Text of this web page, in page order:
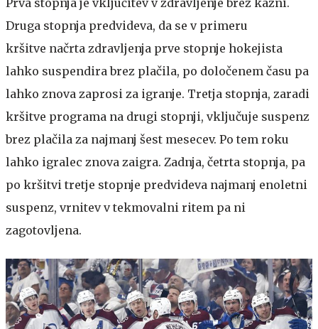
Druga stopnja predvideva, da se v primeru
kršitve načrta zdravljenja prve stopnje hokejista
lahko suspendira brez plačila, po določenem času pa
lahko znova zaprosi za igranje. Tretja stopnja, zaradi
kršitve programa na drugi stopnji, vključuje suspenz
brez plačila za najmanj šest mesecev. Po tem roku
lahko igralec znova zaigra. Zadnja, četrta stopnja, pa
po kršitvi tretje stopnje predvideva najmanj enoletni
suspenz, vrnitev v tekmovalni ritem pa ni
zagotovljena.